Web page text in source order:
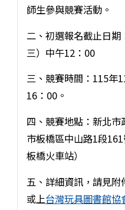
師生參與競賽活動。
二、初選報名截止日
三）中午12：00
三、競賽時間：115年
16：00。
四、競賽地點：新北
市板橋區中山路1段
板橋火車站）
五、詳細資訊，請見附
或上台灣玩具圖書館協